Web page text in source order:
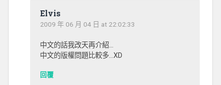
Elvis
2009 年 06 月 04 日 at 22:02:33
中文的話我改天再介紹…
中文的版權問題比較多…XD
回覆